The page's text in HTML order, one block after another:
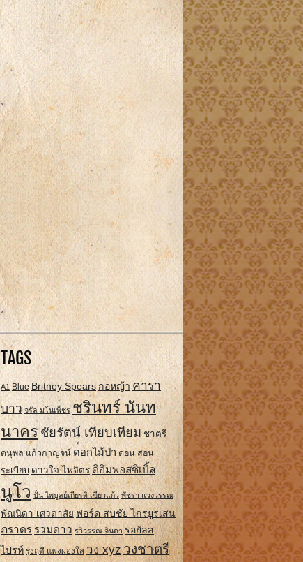
TAGS
A1 Blue Britney Spears กอหญ้า คารา
บาว จรัล มโนเพ็ชร ชรินทร์ นันท
นาคร ชัยรัตน์ เทียบเทียม ชาตรี
ดนุพล แก้วกาญจน์ ดอกไม้ป่า ดอน สอน
ระเบียบ ดาวใจ ไพจิตร ดิอิมพอสซิเบิ้ล
นูโว ปั่น ไพบูลย์เกียรติ เขียวแก้ว พัชรา แวงวรรณ
พัณนิดา เศวตาสัย ฟอร์ด สบชัย ไกรยูรเสน
ภราดรรวมดาว รวิวรรณ จินดา รอยัลส
ไปรท์ รุ่งฤดี แพ่งผ่องใส วง xyzวงชาตรี